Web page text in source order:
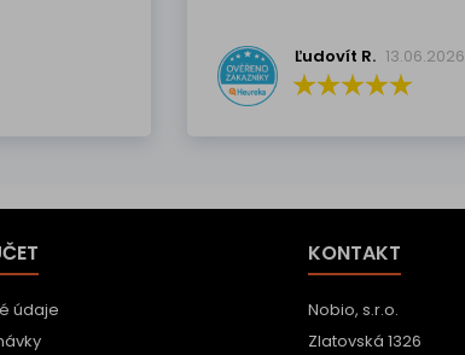
Ľudovít R. 13.06.2026
údaje
KONTAKT
Nobio, s.r.o.
Zlatovská 1326